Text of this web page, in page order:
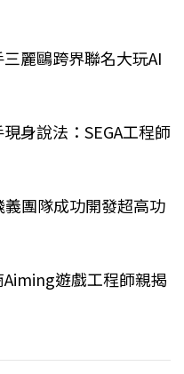
麗鷗跨界聯名大玩AI
身說法：SEGA工程師
團隊成功開發超高功
遊戲工程師親揭